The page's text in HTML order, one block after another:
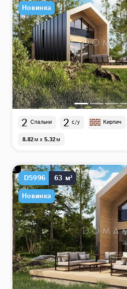
Новинка
2 Спальни 2 с/у Кирпич
8.82м x 5.32м
D5996
63 м²
Новинка